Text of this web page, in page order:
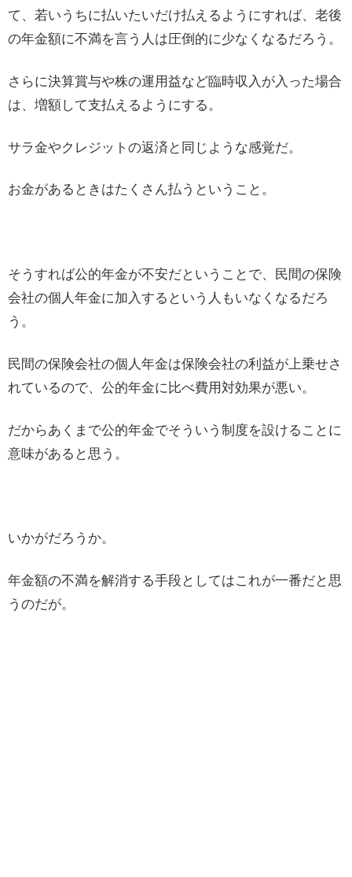
て、若いうちに払いたいだけ払えるようにすれば、老後
の年金額に不満を言う人は圧倒的に少なくなるだろう。
さらに決算賞与や株の運用益など臨時収入が入った場合
は、増額して支払えるようにする。
サラ金やクレジットの返済と同じような感覚だ。
お金があるときはたくさん払うということ。
そうすれば公的年金が不安だということで、民間の保険
会社の個人年金に加入するという人もいなくなるだろ
う。
民間の保険会社の個人年金は保険会社の利益が上乗せさ
れているので、公的年金に比べ費用対効果が悪い。
だからあくまで公的年金でそういう制度を設けることに
意味があると思う。
いかがだろうか。
年金額の不満を解消する手段としてはこれが一番だと思
うのだが。